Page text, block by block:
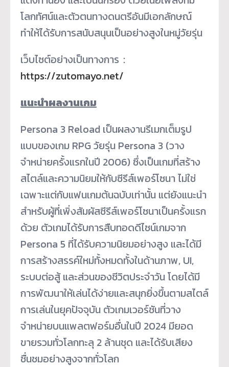
โลกทัศน์และตัวตนทางดนตรีอันมีเอกลักษณ์
ทำให้ได้รับการสนับสนุนเป็นอย่างสูงในหมู่วัยรุ่น
เว็บไซต์อย่างเป็นทางการ：
https://zutomayo.net/
แนะนำผลงานเกม
Persona 3 Reload เป็นผลงานรีเมกเต็มรูป
แบบของเกม RPG วัยรุ่น Persona 3 (วาง
จำหน่ายครั้งแรกในปี 2006) ซึ่งเป็นเกมที่สร้าง
สไตล์และความนิยมให้กับซีรีส์เพอร์โซนา ไม่ใช่
เฉพาะแต่กับแฟนเกมต้นฉบับเท่านั้น แต่ยังแนะนำ
สำหรับผู้ที่เพิ่งสัมผัสซีรีส์เพอร์โซนาเป็นครั้งแรก
ด้วย ตัวเกมได้รับการสืบทอดดีไซน์เกมจาก
Persona 5 ที่ได้รับความนิยมอย่างสูง และได้มี
การสร้างสรรค์ใหม่ทั้งหมดทั้งในด้านภาพ, UI,
ระบบต่อสู้ และส่วนของชีวิตประจำวัน โดยได้มี
การพัฒนาให้เล่นได้ง่ายและสนุกยิ่งขึ้นตามสไตล์
การเล่นในยุคปัจจุบัน ตัวเกมเวอร์ชันที่วาง
จำหน่ายบนแพลตฟอร์มอื่นในปี 2024 มียอด
ขายรวมทั่วโลกทะลุ 2 ล้านชุด และได้รับเสียง
ชื่นชมอย่างสูงจากทั่วโลก